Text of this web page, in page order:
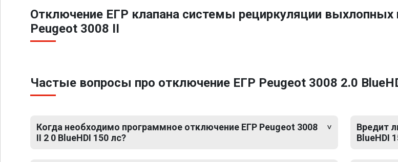
Отключение ЕГР клапана системы рециркуляции выхлопных
Peugeot 3008 II
Частые вопросы про отключение ЕГР Peugeot 3008 2.0
Когда необходимо программное отключение ЕГР Peugeot 3008
II 2 0 BlueHDI 150 лс?
Вредит
BlueHDI